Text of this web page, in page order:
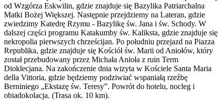
od Wzgórza Eskwilin, gdzie znajduje się Bazylika Patriarchalna
Matki Bożej Większej. Następnie przejdziemy na Lateran, gdzie
zwiedzimy Katedrę Rzymu - Bazylikę św. Jana i św. Schody. W
dalszej części programu Katakumby św. Kaliksta, gdzie znajduje się
nekropolia pierwszych chrześcijan. Po południu przejazd na Piazza
Republika, gdzie znajduje się Kościół św. Marii od Aniołów, który
został przebudowany przez Michała Anioła z ruin Term
Dioklecjana. Na zakończenie dnia wizyta w Kościele Santa Maria
della Vittoria, gdzie będziemy podziwiać wspaniałą rzeźbę
Berniniego „Ekstazę św. Teresy”. Powrót do hotelu, nocleg i
obiadokolacja. (Trasa ok. 10 km).